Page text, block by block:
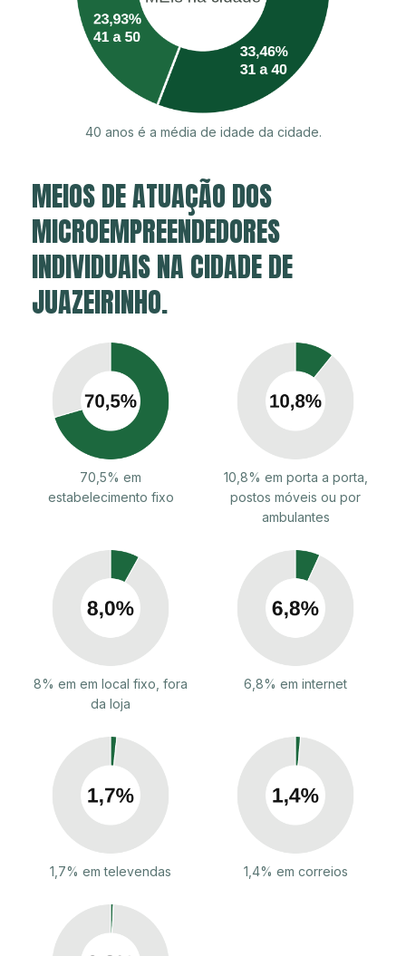
40 anos é a média de idade da cidade.
MEIOS DE ATUAÇÃO DOS
MICROEMPREENDEDORES
INDIVIDUAIS NA CIDADE DE
JUAZEIRINHO.
70,5% em
estabelecimento fixo
10,8% em porta a porta,
postos móveis ou por
ambulantes
8% em em local fixo, fora
da loja
6,8% em internet
1,7% em televendas 1,4% em correios